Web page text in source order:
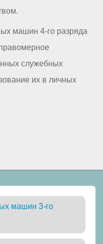
машин 4-го разряда
служебных
их в личных
машин 3-го